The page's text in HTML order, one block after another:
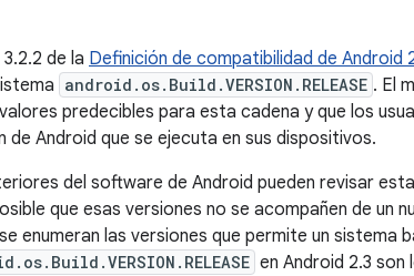
de la Definición de compatibilidad de Android
android.os.Build.VERSION.RELEASE . El
predecibles para esta cadena y que los
Android que se ejecuta en sus dispositivos.
del software de Android pueden revisar
que esas versiones no se acompañen de un
enumeran las versiones que permite un sistema
en Android 2.3 son